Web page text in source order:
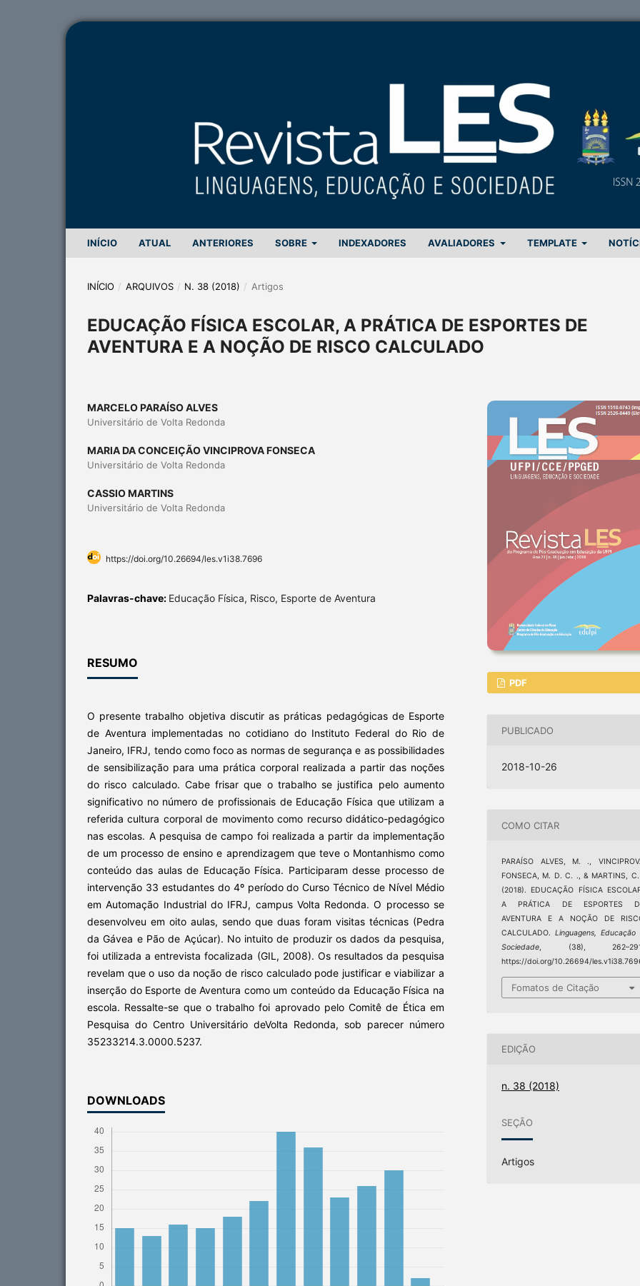
INÍCIO ATUAL ANTERIORES SOBRE INDEXADORES AVALIADORES TEMPLATE
INÍCIO / ARQUIVOS / N. 38 (2018) / Artigos
EDUCAÇÃO FÍSICA ESCOLAR, A PRÁTICA DE ESPORTES DE
AVENTURA E A NOÇÃO DE RISCO CALCULADO
MARCELO PARAÍSO ALVES
Universitário de Volta Redonda
MARIA DA CONCEIÇÃO VINCIPROVA FONSECA
Universitário de Volta Redonda
CASSIO MARTINS
Universitário de Volta Redonda
https://doi.org/10.26694/les.v1i38.7696
Palavras-chave: Educação Física, Risco, Esporte de Aventura
RESUMO
O presente trabalho objetiva discutir as práticas pedagógicas de Esporte
de Aventura implementadas no cotidiano do Instituto Federal do Rio de
Janeiro, IFRJ, tendo como foco as normas de segurança e as possibilidades
de sensibilização para uma prática corporal realizada a partir das noções
do risco calculado. Cabe frisar que o trabalho se justifica pelo aumento
significativo no número de profissionais de Educação Física que utilizam a
referida cultura corporal de movimento como recurso didático-pedagógico
nas escolas. A pesquisa de campo foi realizada a partir da implementação
de um processo de ensino e aprendizagem que teve o Montanhismo como
conteúdo das aulas de Educação Física. Participaram desse processo de
intervenção 33 estudantes do 4º período do Curso Técnico de Nível Médio
em Automação Industrial do IFRJ, campus Volta Redonda. O processo se
desenvolveu em oito aulas, sendo que duas foram visitas técnicas (Pedra
da Gávea e Pão de Açúcar). No intuito de produzir os dados da pesquisa,
foi utilizada a entrevista focalizada (GIL, 2008). Os resultados da pesquisa
revelam que o uso da noção de risco calculado pode justificar e viabilizar a
inserção do Esporte de Aventura como um conteúdo da Educação Física na
escola. Ressalte-se que o trabalho foi aprovado pelo Comitê de Ética em
Pesquisa do Centro Universitário deVolta Redonda, sob parecer número
35233214.3.0000.5237.
DOWNLOADS
PDF
PUBLICADO
2018-10-26
COMO CITAR
PARAÍSO ALVES, M. .,
FONSECA, M. D. C. ., & MARTINS,
(2018). EDUCAÇÃO FÍSICA
A PRÁTICA DE ESPORTES
AVENTURA E A NOÇÃO DE
CALCULADO.Linguagens, Educação
Sociedade, (38),
https://doi.org/10.26694/
Fomatos de Citação
EDIÇÃO
n. 38 (2018)
SEÇÃO
Artigos